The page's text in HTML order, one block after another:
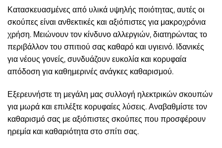
Κατασκευασμένες από υλικά υψηλής ποιότητας, αυτές οι
σκούπες είναι ανθεκτικές και αξιόπιστες για μακροχρόνια
χρήση. Μειώνουν τον κίνδυνο αλλεργιών, διατηρώντας το
περιβάλλον του σπιτιού σας καθαρό και υγιεινό. Ιδανικές
για νέους γονείς, συνδυάζουν ευκολία και κορυφαία
απόδοση για καθημερινές ανάγκες καθαρισμού.
Εξερευνήστε τη μεγάλη μας συλλογή ηλεκτρικών σκουπών
για μωρά και επιλέξτε κορυφαίες λύσεις. Αναβαθμίστε τον
καθαρισμό σας με αξιόπιστες σκούπες που προσφέρουν
ηρεμία και καθαριότητα στο σπίτι σας.